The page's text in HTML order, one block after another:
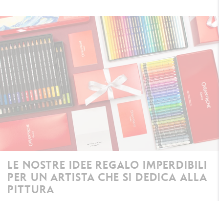
LE NOSTRE IDEE REGALO IMPERDIBILI
PER UN ARTISTA CHE SI DEDICA ALLA
PITTURA